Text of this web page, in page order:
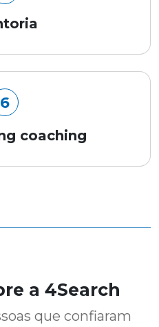
6
coaching
a 4Search
que confiaram